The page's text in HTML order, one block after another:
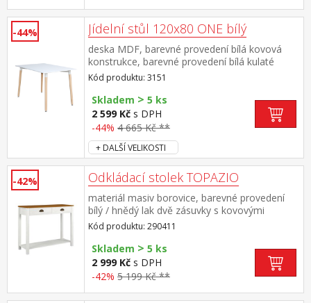
-44% Jídelní stůl 120x80 ONE bílý
deska MDF, barevné provedení bílá kovová
konstrukce, barevné provedení bílá kulaté
nohy, materiál masiv buk nastavitelné plastové
kluzáky s pochromovanou krytkou
Kód produktu: 3151
Skladem > 5 ks
2 599 Kč s DPH
-44% 4 665 Kč **
+ DALŠÍ VELIKOSTI
-42% Odkládací stolek TOPAZIO
materiál masiv borovice, barevné provedení
bílý / hnědý lak dvě zásuvky s kovovými
úchytkami a pojezdy, jedna police
Kód produktu: 290411
Skladem > 5 ks
2 999 Kč s DPH
-42% 5 199 Kč **